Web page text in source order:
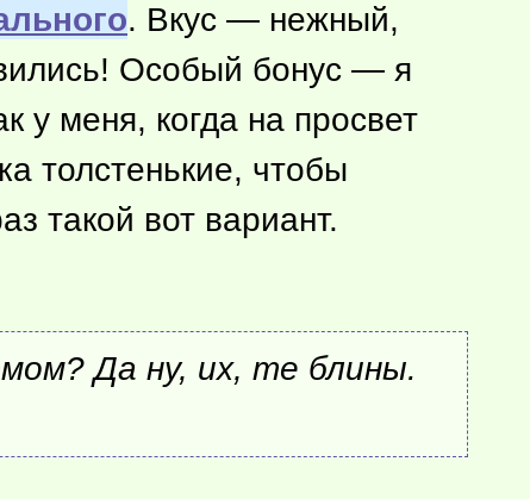
. Вкус — нежный,
Особый бонус — я
у меня, когда на просвет
толстенькие, чтобы
такой вот вариант.
Да ну, их, те блины.